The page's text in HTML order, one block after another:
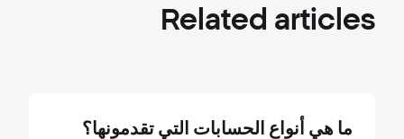
Related articles
ما هي أنواع الحسابات التي تقدمونها؟